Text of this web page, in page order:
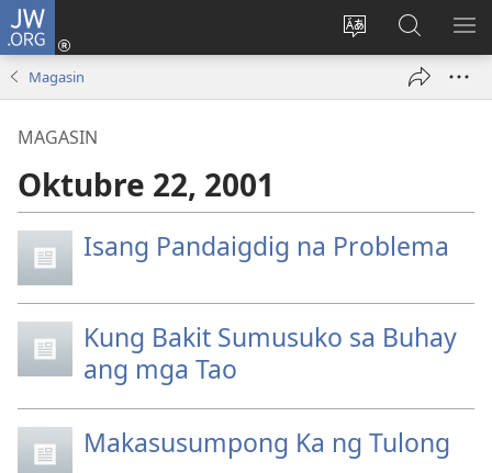
JW.ORG
Baguhin
Mag-
log
sa
JW.ORG
Magasin
MAGASIN
Oktubre 22, 2001
Isang Pandaigdig na Problema
Kung Bakit Sumusuko sa Buhay
ang mga Tao
Makasusumpong Ka ng Tulong